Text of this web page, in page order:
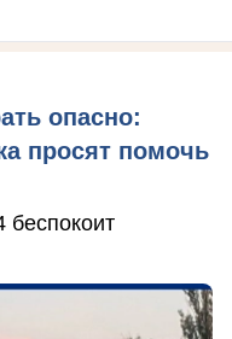
опасно:
просят помочь